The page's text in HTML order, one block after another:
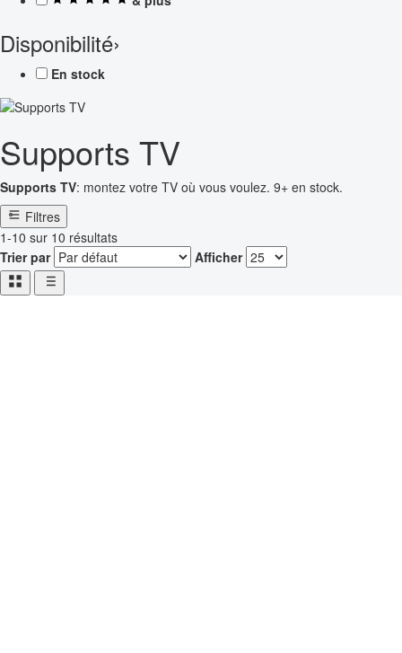
Disponibilité›
En stock
Supports TV
Supports TV: montez votre TV où vous voulez. 9+ en stock.
Filtres
1-10 sur 10 résultats
Trier par
Afficher